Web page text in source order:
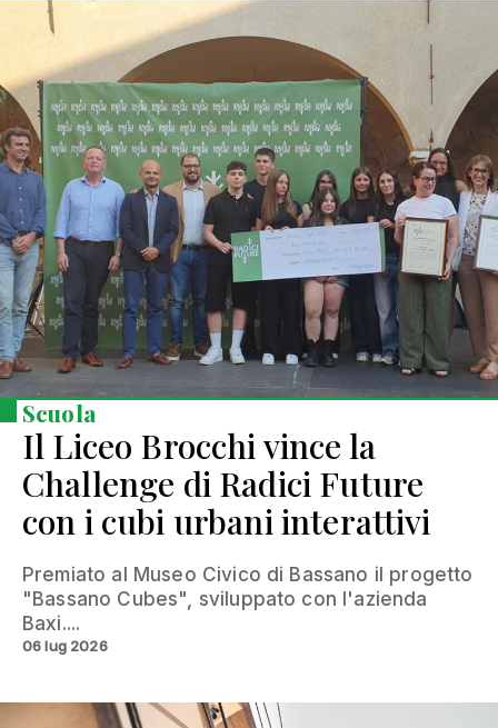
Scuola
Il Liceo Brocchi vince la
Challenge di Radici Future
con i cubi urbani interattivi
Premiato al Museo Civico di Bassano il progetto
"Bassano Cubes", sviluppato con l'azienda
Baxi....
06 lug 2026